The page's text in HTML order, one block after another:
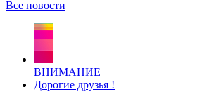
Все новости
ВНИМАНИЕ
Дорогие друзья !